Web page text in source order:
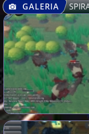
GALERIA